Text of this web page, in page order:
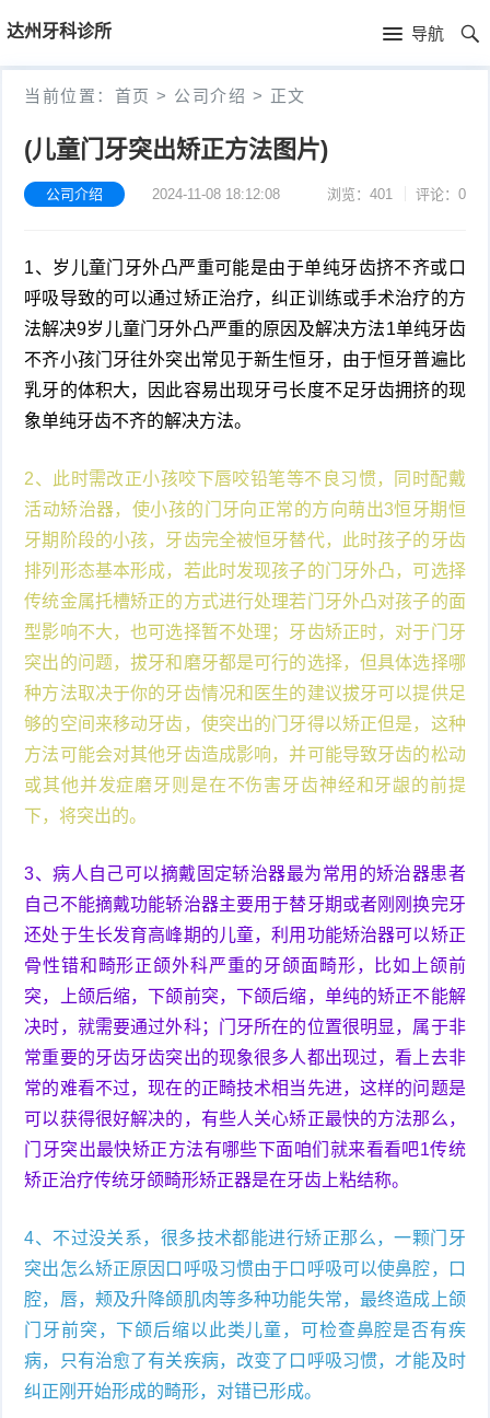
达州牙科诊所 导航
首
页
首
当前位置： 首页 > 公司介绍 > 正文
(儿童门牙突出矫正方法图片)
公司介绍 2024-11-08 18:12:08 浏览：401 评论：0
1、岁儿童门牙外凸严重可能是由于单纯牙齿挤不齐或口
呼吸导致的可以通过矫正治疗，纠正训练或手术治疗的方
法解决9岁儿童门牙外凸严重的原因及解决方法1单纯牙齿
不齐小孩门牙往外突出常见于新生恒牙，由于恒牙普遍比
乳牙的体积大，因此容易出现牙弓长度不足牙齿拥挤的现
象单纯牙齿不齐的解决方法。
2、此时需改正小孩咬下唇咬铅笔等不良习惯，同时配戴
活动矫治器，使小孩的门牙向正常的方向萌出3恒牙期恒
牙期阶段的小孩，牙齿完全被恒牙替代，此时孩子的牙齿
排列形态基本形成，若此时发现孩子的门牙外凸，可选择
传统金属托槽矫正的方式进行处理若门牙外凸对孩子的面
型影响不大，也可选择暂不处理；牙齿矫正时，对于门牙
突出的问题，拔牙和磨牙都是可行的选择，但具体选择哪
种方法取决于你的牙齿情况和医生的建议拔牙可以提供足
够的空间来移动牙齿，使突出的门牙得以矫正但是，这种
方法可能会对其他牙齿造成影响，并可能导致牙齿的松动
或其他并发症磨牙则是在不伤害牙齿神经和牙龈的前提
下，将突出的。
3、病人自己可以摘戴固定轿治器最为常用的矫治器患者
自己不能摘戴功能轿治器主要用于替牙期或者刚刚换完牙
还处于生长发育高峰期的儿童，利用功能矫治器可以矫正
骨性错和畸形正颌外科严重的牙颌面畸形，比如上颌前
突，上颌后缩，下颌前突，下颌后缩，单纯的矫正不能解
决时，就需要通过外科；门牙所在的位置很明显，属于非
常重要的牙齿牙齿突出的现象很多人都出现过，看上去非
常的难看不过，现在的正畸技术相当先进，这样的问题是
可以获得很好解决的，有些人关心矫正最快的方法那么，
门牙突出最快矫正方法有哪些下面咱们就来看看吧1传统
矫正治疗传统牙颌畸形矫正器是在牙齿上粘结称。
4、不过没关系，很多技术都能进行矫正那么，一颗门牙
突出怎么矫正原因口呼吸习惯由于口呼吸可以使鼻腔，口
腔，唇，颊及升降颌肌肉等多种功能失常，最终造成上颌
门牙前突，下颌后缩以此类儿童，可检查鼻腔是否有疾
病，只有治愈了有关疾病，改变了口呼吸习惯，才能及时
纠正刚开始形成的畸形，对错已形成。